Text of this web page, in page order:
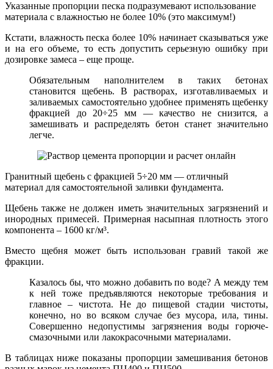
Указанные пропорции песка подразумевают использование
материала с влажностью не более 10% (это максимум!)
Кстати, влажность песка более 10% начинает сказываться уже
и на его объеме, то есть допустить серьезную ошибку при
дозировке замеса – еще проще.
Обязательным наполнителем в таких бетонах
становится щебень. В растворах, изготавливаемых и
заливаемых самостоятельно удобнее применять щебенку
фракцией до 20÷25 мм — качество не снизится, а
замешивать и распределять бетон станет значительно
легче.
Гранитный щебень с фракцией 5÷20 мм — отличный
материал для самостоятельной заливки фундамента.
Щебень также не должен иметь значительных загрязнений и
инородных примесей. Примерная насыпная плотность этого
компонента – 1600 кг/м³.
Вместо щебня может быть использован гравий такой же
фракции.
Казалось бы, что можно добавить по воде? А между тем
к ней тоже предъявляются некоторые требования и
главное – чистота. Не до пищевой стадии чистоты,
конечно, но во всяком случае без мусора, ила, тины.
Совершенно недопустимы загрязнения воды горюче-
смазочными или лакокрасочными материалами.
В таблицах ниже показаны пропорции замешивания бетонов